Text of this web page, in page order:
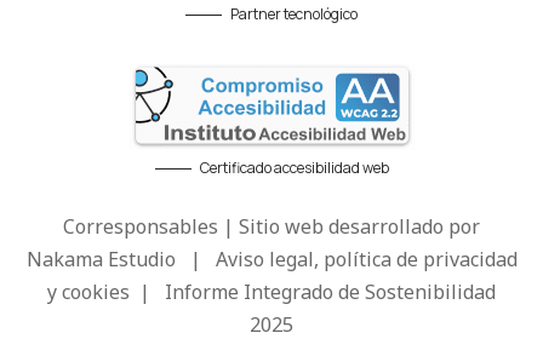
Partner tecnológico
Certificado accesibilidad web
Corresponsables | Sitio web desarrollado por
Nakama Estudio | Aviso legal, política de privacidad
y cookies | Informe Integrado de Sostenibilidad
2025